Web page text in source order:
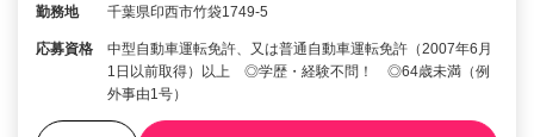
勤務地 千葉県印西市竹袋1749-5
応募資格
中型自動車運転免許、又は普通自動車運転免許（2007年6月
1日以前取得）以上 ◎学歴・経験不問！ ◎64歳未満（例
外事由1号）